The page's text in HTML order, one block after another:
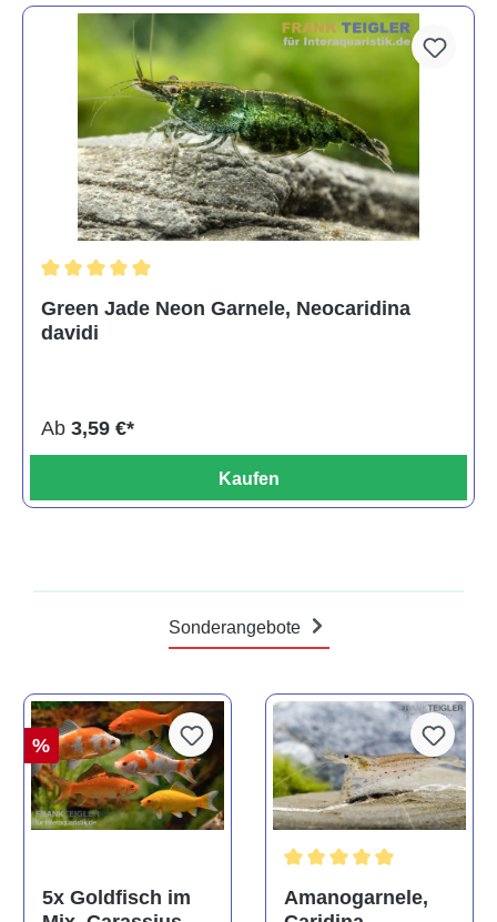
Green Jade Neon Garnele, Neocaridina
davidi
Ab 3,59 €*
Kaufen
Sonderangebote
%
5x Goldfisch im
Amanogarnele,